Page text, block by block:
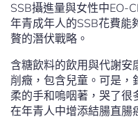
SSB攝進量與女性中EO-
年青成年人的SSB花費能
贅的潛伏戰略。
含糖飲料的飲用與代謝安
削癥，包含兒童。可是，
柔的手和嗚咽著，哭了很
在年青人中增添結腸直腸